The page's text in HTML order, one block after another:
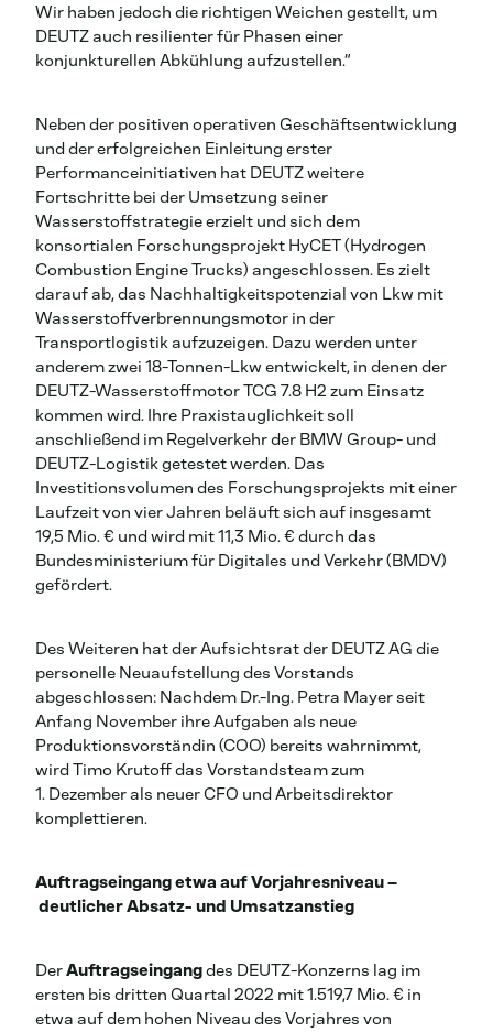
Wir haben jedoch die richtigen Weichen gestellt, um
DEUTZ auch resilienter für Phasen einer
konjunkturellen Abkühlung aufzustellen.“
Neben der positiven operativen Geschäftsentwicklung
und der erfolgreichen Einleitung erster
Performanceinitiativen hat DEUTZ weitere
Fortschritte bei der Umsetzung seiner
Wasserstoffstrategie erzielt und sich dem
konsortialen Forschungsprojekt HyCET (Hydrogen
Combustion Engine Trucks) angeschlossen. Es zielt
darauf ab, das Nachhaltigkeitspotenzial von Lkw mit
Wasserstoffverbrennungsmotor in der
Transportlogistik aufzuzeigen. Dazu werden unter
anderem zwei 18-Tonnen-Lkw entwickelt, in denen der
DEUTZ-Wasserstoffmotor TCG 7.8 H2 zum Einsatz
kommen wird. Ihre Praxistauglichkeit soll
anschließend im Regelverkehr der BMW Group- und
DEUTZ-Logistik getestet werden. Das
Investitionsvolumen des Forschungsprojekts mit einer
Laufzeit von vier Jahren beläuft sich auf insgesamt
19,5 Mio. € und wird mit 11,3 Mio. € durch das
Bundesministerium für Digitales und Verkehr (BMDV)
gefördert.
Des Weiteren hat der Aufsichtsrat der DEUTZ AG die
personelle Neuaufstellung des Vorstands
abgeschlossen: Nachdem Dr.-Ing. Petra Mayer seit
Anfang November ihre Aufgaben als neue
Produktionsvorständin (COO) bereits wahrnimmt,
wird Timo Krutoff das Vorstandsteam zum
1. Dezember als neuer CFO und Arbeitsdirektor
komplettieren.
Auftragseingang etwa auf Vorjahresniveau –
deutlicher Absatz- und Umsatzanstieg
DerAuftragseingangdes DEUTZ-Konzerns lag im
ersten bis dritten Quartal 2022 mit 1.519,7 Mio. € in
etwa auf dem hohen Niveau des Vorjahres von